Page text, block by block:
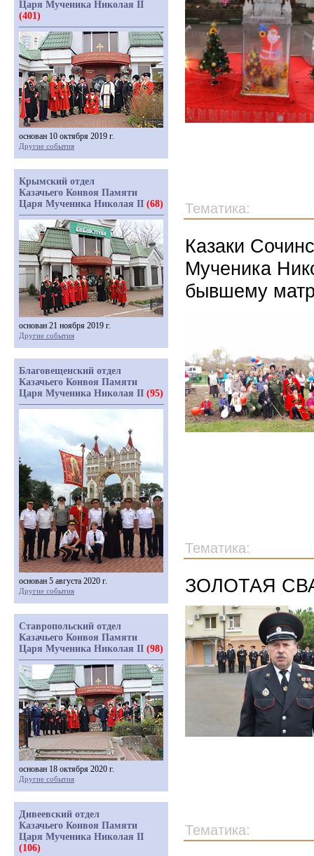
Тематика:
Казаки
Мученика
бывшему
Тематика:
ЗОЛОТАЯ
Тематика:
Царя Мученика Николая II
(401)
основан 10 октября 2019 г.
Другие события
Крымский отдел
Казачьего Конвоя Памяти
Царя Мученика Николая II (68)
основан 21 ноября 2019 г.
Другие события
Благовещенский отдел
Казачьего Конвоя Памяти
Царя Мученика Николая II (95)
основан 5 августа 2020 г.
Другие события
Ставропольский отдел
Казачьего Конвоя Памяти
Царя Мученика Николая II (98)
основан 18 октября 2020 г.
Другие события
Дивеевский отдел
Казачьего Конвоя Памяти
Царя Мученика Николая II
(106)